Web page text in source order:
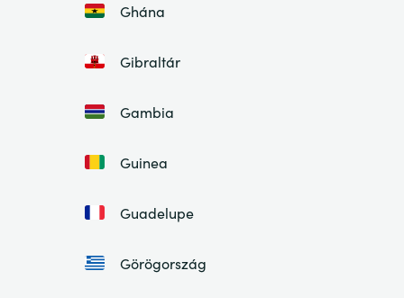
Ghána
Gibraltár
Gambia
Guinea
Guadelupe
Görögország